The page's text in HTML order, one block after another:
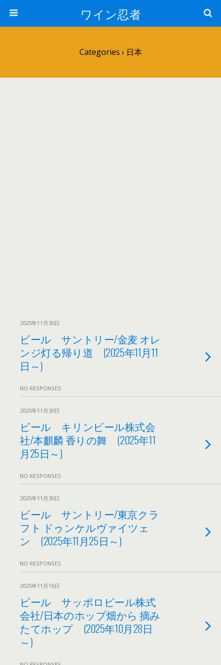
ワイン忍者
Categories › 日本
2025年11月30日
ビール サントリー/金麦 オレ
ンジ灯る帰り道 (2025年11月11
日～)
NO RESPONSES
2025年11月30日
ビール キリンビール株式会
社/本麒麟 香りの舞 (2025年11
月25日～)
NO RESPONSES
2025年11月30日
ビール サントリー/東京クラ
フト ドゥンケルヴァイツェ
ン (2025年11月25日～)
NO RESPONSES
2025年11月16日
ビール サッポロビール株式
会社/日本のホップ畑から 摘み
たてホップ (2025年10月28日
～)